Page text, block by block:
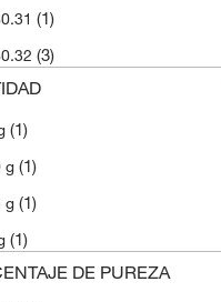
(1)
(3)
(1)
g (1)
g (1)
(1)
DE PUREZA